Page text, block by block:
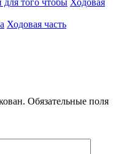
Ходовая часть
Обязательные поля